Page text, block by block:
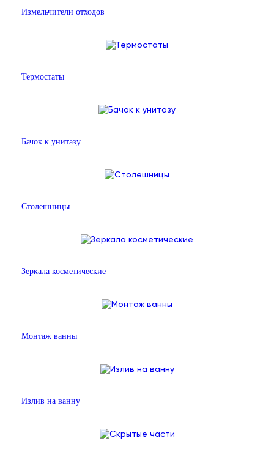
Измельчители отходов
Термостаты
Бачок к унитазу
Столешницы
Зеркала косметические
Монтаж ванны
Излив на ванну